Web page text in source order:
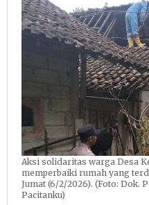
Aksi solidaritas warga Desa
memperbaiki rumah yang
Jumat (6/2/2026). (Foto: Dok.
Pacitanku)